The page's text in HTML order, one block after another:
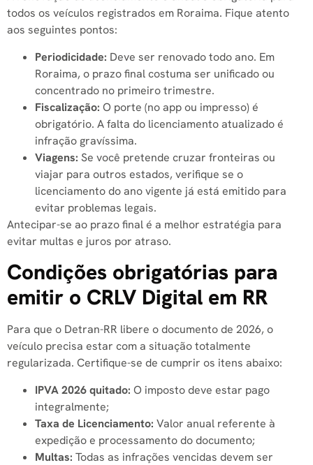
todos os veículos registrados em Roraima. Fique atento
aos seguintes pontos:
Periodicidade: Deve ser renovado todo ano. Em
Roraima, o prazo final costuma ser unificado ou
concentrado no primeiro trimestre.
Fiscalização: O porte (no app ou impresso) é
obrigatório. A falta do licenciamento atualizado é
infração gravíssima.
Viagens: Se você pretende cruzar fronteiras ou
viajar para outros estados, verifique se o
licenciamento do ano vigente já está emitido para
evitar problemas legais.
Antecipar-se ao prazo final é a melhor estratégia para
evitar multas e juros por atraso.
Condições obrigatórias para
emitir o CRLV Digital em RR
Para que o Detran-RR libere o documento de 2026, o
veículo precisa estar com a situação totalmente
regularizada. Certifique-se de cumprir os itens abaixo:
IPVA 2026 quitado: O imposto deve estar pago
integralmente;
Taxa de Licenciamento: Valor anual referente à
expedição e processamento do documento;
Multas: Todas as infrações vencidas devem ser